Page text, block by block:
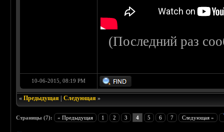
(Последний раз
10-06-2015, 08:19 PM
«Предыдущая |Следующая »
Страницы (7): « Предыдущая 1 2 3 4 5 6 7 Следующая »